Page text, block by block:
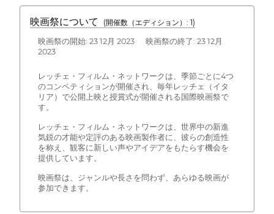
映画祭について (開催数（エディション）: 1)
映画祭の開始: 23 12月 2023 映画祭の終了: 23 12月
2023
レッチェ・フィルム・ネットワークは、季節ごとに4つ
のコンペティションが開催され、毎年レッチェ（イタ
リア）で公開上映と授賞式が開催される国際映画祭で
す。
レッチェ・フィルム・ネットワークは、世界中の新進
気鋭の才能や定評のある映画製作者に、彼らの創造性
を称え、観客に新しい声やアイデアをもたらす機会を
提供しています。
映画祭は、ジャンルや長さを問わず、あらゆる映画が
参加できます。